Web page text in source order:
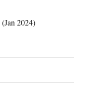
(Jan 2024)